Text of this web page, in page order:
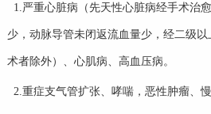
1.严重心脏病（先天性心脏病经手术治
少，动脉导管未闭返流血量少，经二级
术者除外）、心肌病、高血压病。
2.重症支气管扩张、哮喘，恶性肿瘤、